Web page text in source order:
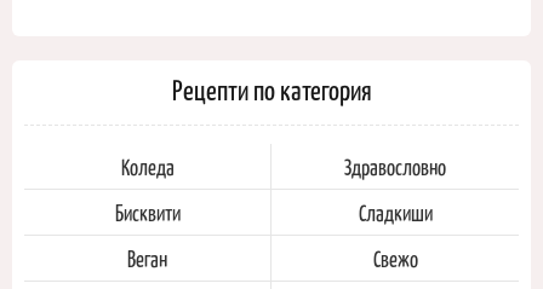
Рецепти по категория
Коледа
Здравословно
Бисквити
Сладкиши
Веган
Свежо